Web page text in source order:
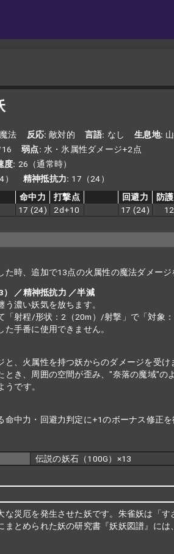
魔法 反応 敵対的 言語 なし 生息地
弱点 水・氷属性ダメージ+2点
度
26（通常時）
精神抵抗力
17（24）
命中力 打撃点 回避力 防
17 (24) 2d+10 17 (24) 12
た時、追加で13点の火属性の魔法ダメージ
／精神抵抗力 ／半減
う濃い妖気を放ちます。
「射程/形状：2（20m）/射撃」で「対象
た手番に使用できません。
と、火属性を持つ妖からのダメージを受け
とき、周囲の空間が歪み、"奈落の魔域"
うです。
命中力・回避力判定に+1のボーナス修正を
伝説の妖石（100G）×13
な災厄を発生させた妖です。朱雀妖は「す
まとめられた妖の研究書『妖妖図譜』に